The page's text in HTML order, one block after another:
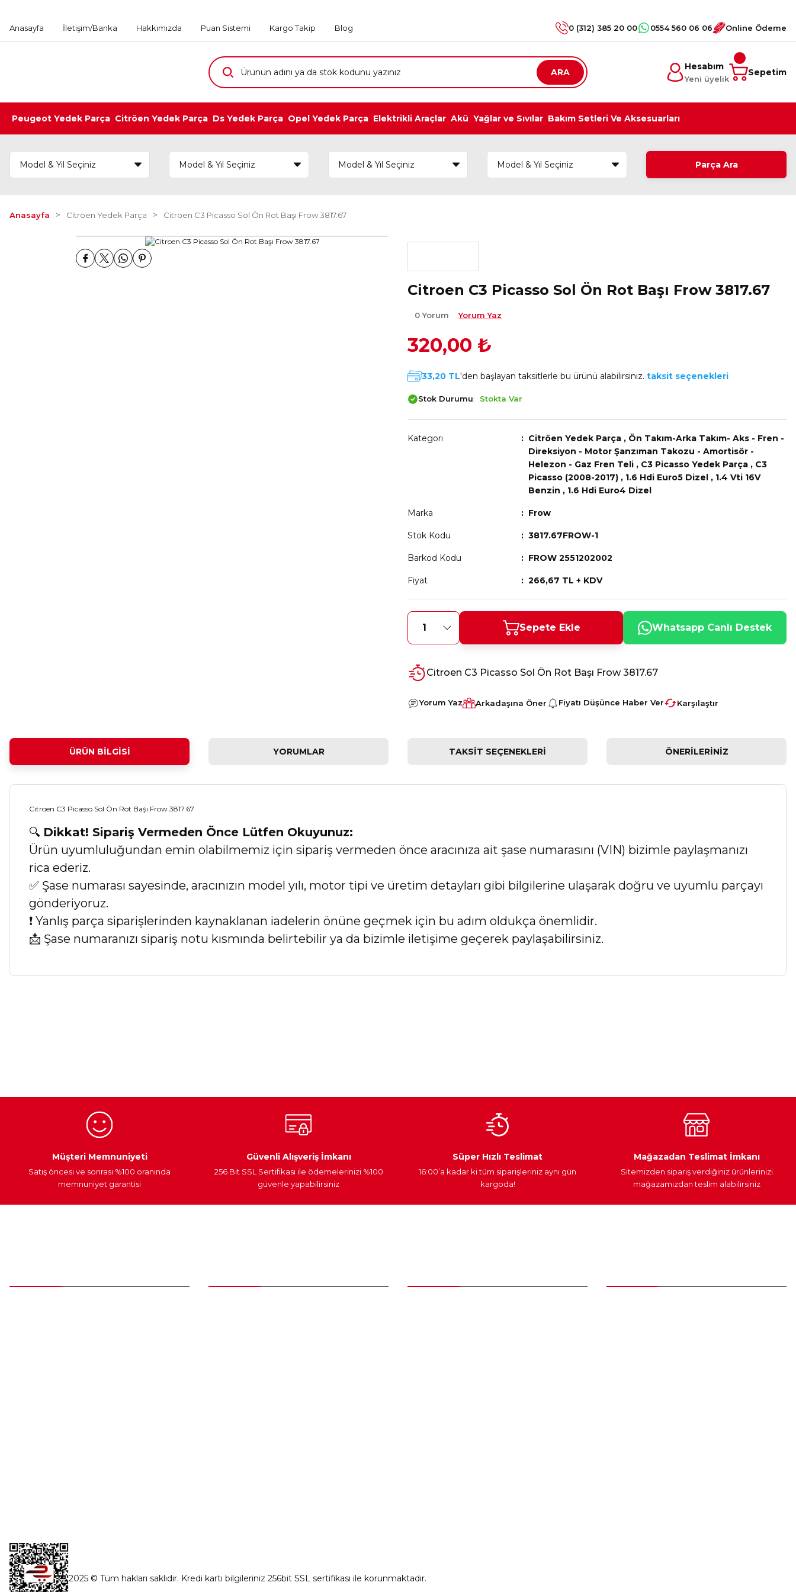
Anasayfa İletişim/Banka Hakkımızda Puan Sistemi Kargo Takip Blog 0 (312) 385 20 00 0554 560 06 06 Online Ödeme
ARA
Hesabım
Yeni üyelik
Sepetim
Peugeot Yedek Parça Citröen Yedek Parça Ds Yedek Parça Opel Yedek Parça Elektrikli Araçlar Akü Yağlar ve Sıvılar Bakım Setleri Ve Aksesuarları
Parça Ara
Anasayfa Citröen Yedek Parça Citroen C3 Picasso Sol Ön Rot Başı Frow 3817.67
Citroen C3 Picasso Sol Ön Rot Başı Frow 3817.67
0 Yorum Yorum Yaz
320,00 ₺
33,20 TL'den başlayan taksitlerle bu ürünü alabilirsiniz. taksit seçenekleri
Stok Durumu Stokta Var
Kategori Citröen Yedek Parça , Ön Takım-Arka Takım- Aks - Fren -
Direksiyon - Motor Şanzıman Takozu - Amortisör -
Helezon - Gaz Fren Teli , C3 Picasso Yedek Parça , C3
Picasso (2008-2017) , 1.6 Hdi Euro5 Dizel , 1.4 Vti 16V
Benzin , 1.6 Hdi Euro4 Dizel
Marka Frow
Stok Kodu 3817.67FROW-1
Barkod Kodu FROW 2551202002
Fiyat 266,67 TL + KDV
Sepete Ekle Whatsapp Canlı Destek
Citroen C3 Picasso Sol Ön Rot Başı Frow 3817.67
Yorum Yaz Arkadaşına Öner Fiyatı Düşünce Haber Ver Karşılaştır
ÜRÜN BILGISI YORUMLAR TAKSIT SEÇENEKLERI ÖNERILERINIZ
Citroen C3 Picasso Sol Ön Rot Başı Frow 3817.67
🔍 Dikkat! Sipariş Vermeden Önce Lütfen Okuyunuz:
Ürün uyumluluğundan emin olabilmemiz için sipariş vermeden önce aracınıza ait şase numarasını (VIN) bizimle paylaşmanızı
rica ederiz.
✅ Şase numarası sayesinde, aracınızın model yılı, motor tipi ve üretim detayları gibi bilgilerine ulaşarak doğru ve uyumlu parçayı
gönderiyoruz.
❗ Yanlış parça siparişlerinden kaynaklanan iadelerin önüne geçmek için bu adım oldukça önemlidir.
📩 Şase numaranızı sipariş notu kısmında belirtebilir ya da bizimle iletişime geçerek paylaşabilirsiniz.
Egzoz Sistemi Ateşleme Sistemi Araç Farları Yedek Parça
Müşteri Memnuniyeti
Satış öncesi ve sonrası %100 oranında
memnuniyet garantisi
Güvenli Alışveriş İmkanı
256 Bit SSL Sertifikası ile ödemelerinizi %100
güvenle yapabilirsiniz
Süper Hızlı Teslimat
16:00’a kadar ki tüm siparişleriniz aynı gün
kargoda!
Mağazadan Teslimat İmkanı
Sitemizden sipariş verdiğiniz ürünlerinizi
mağazamızdan teslim alabilirsiniz
2025 © Tüm hakları saklıdır. Kredi kartı bilgileriniz 256bit SSL sertifikası ile korunmaktadır.